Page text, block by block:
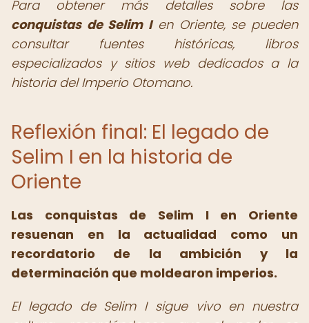
Para obtener más detalles sobre las
conquistas de Selim Ien Oriente, se pueden
consultar fuentes históricas, libros
especializados y sitios web dedicados a la
historia del Imperio Otomano.
Reflexión final: El legado de
Selim I en la historia de
Oriente
Las conquistas de Selim I en Oriente
resuenan en la actualidad como un
recordatorio de la ambición y la
determinación que moldearon imperios.
El legado de Selim I sigue vivo en nuestra